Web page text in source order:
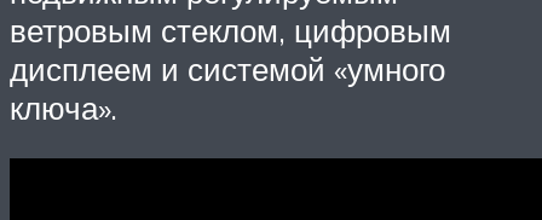
ветровым стеклом, цифровым
дисплеем и системой «умного
ключа».